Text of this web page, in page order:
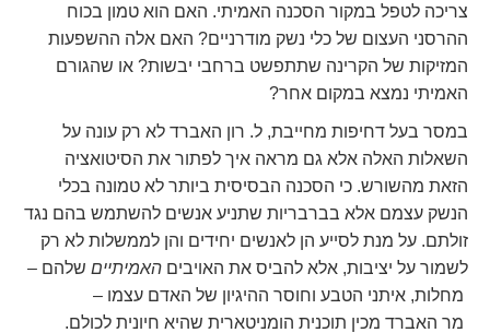
צריכה לטפל במקור הסכנה האמיתי. האם הוא טמון בכוח
ההרסני העצום של כלי נשק מודרניים? האם אלה ההשפעות
המזיקות של הקרינה שתתפשט ברחבי יבשות? או שהגורם
האמיתי נמצא במקום אחר?
במסר בעל דחיפות מחייבת, ל. רון האברד לא רק עונה על
השאלות האלה אלא גם מראה איך לפתור את הסיטואציה
הזאת מהשורש. כי הסכנה הבסיסית ביותר לא טמונה בכלי
הנשק עצמם אלא בברבריות שתניע אנשים להשתמש בהם נגד
זולתם. על מנת לסייע הן לאנשים יחידים והן לממשלות לא רק
לשמור על יציבות, אלא להביס את האויבים האמיתיים שלהם –
מחלות, איתני הטבע וחוסר ההיגיון של האדם עצמו –
מר האברד מכין תוכנית הומניטארית שהיא חיונית לכולם.